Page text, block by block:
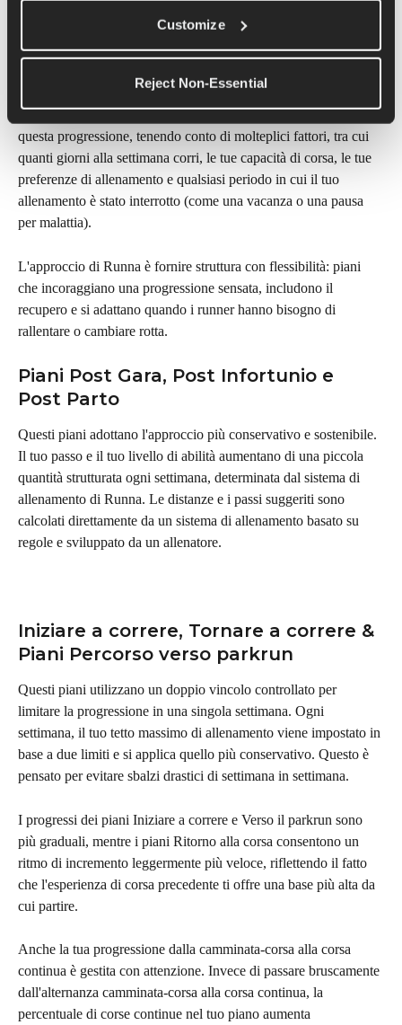
Customize
Reject Non-Essential
In base ai tuoi allenamenti completati, Runna potrebbe suggerire
di aumentare o diminuire i tuoi obiettivi di passo nel corso del
I principi di coaching di Runna determinano come funziona
questa progressione, tenendo conto di molteplici fattori, tra cui
quanti giorni alla settimana corri, le tue capacità di corsa, le tue
preferenze di allenamento e qualsiasi periodo in cui il tuo
allenamento è stato interrotto (come una vacanza o una pausa
per malattia).
L'approccio di Runna è fornire struttura con flessibilità: piani
che incoraggiano una progressione sensata, includono il
recupero e si adattano quando i runner hanno bisogno di
rallentare o cambiare rotta.
Piani Post Gara, Post Infortunio e
Post Parto
Questi piani adottano l'approccio più conservativo e sostenibile.
Il tuo passo e il tuo livello di abilità aumentano di una piccola
quantità strutturata ogni settimana, determinata dal sistema di
allenamento di Runna. Le distanze e i passi suggeriti sono
calcolati direttamente da un sistema di allenamento basato su
regole e sviluppato da un allenatore.
Iniziare a correre, Tornare a correre &
Piani Percorso verso parkrun
Questi piani utilizzano un doppio vincolo controllato per
limitare la progressione in una singola settimana. Ogni
settimana, il tuo tetto massimo di allenamento viene impostato in
base a due limiti e si applica quello più conservativo. Questo è
pensato per evitare sbalzi drastici di settimana in settimana.
I progressi dei piani Iniziare a correre e Verso il parkrun sono
più graduali, mentre i piani Ritorno alla corsa consentono un
ritmo di incremento leggermente più veloce, riflettendo il fatto
che l'esperienza di corsa precedente ti offre una base più alta da
cui partire.
Anche la tua progressione dalla camminata-corsa alla corsa
continua è gestita con attenzione. Invece di passare bruscamente
dall'alternanza camminata-corsa alla corsa continua, la
percentuale di corse continue nel tuo piano aumenta